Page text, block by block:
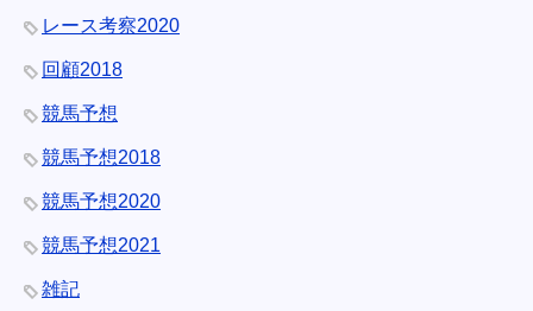
レース考察2020
回顧2018
競馬予想
競馬予想2018
競馬予想2020
競馬予想2021
雑記